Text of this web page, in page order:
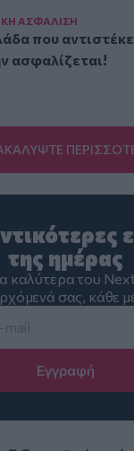
ΑΣΦAΛΙΣΗ
που
ασφαλίζεται!
της ημέρας
καλύτερα του
σας, κάθε